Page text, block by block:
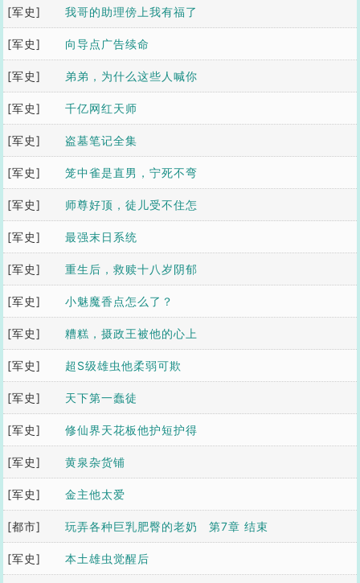
[军史] 我哥的助理傍上我有福了
[军史] 向导点广告续命
[军史] 弟弟，为什么这些人喊你
贵妃？
[军史] 千亿网红天师
[军史] 盗墓笔记全集
[军史] 笼中雀是直男，宁死不弯
他选死
[军史] 师尊好顶，徒儿受不住怎
么办？
[军史] 最强末日系统
[军史] 重生后，救赎十八岁阴郁
偏执的他
[军史] 小魅魔香点怎么了？
[军史] 糟糕，摄政王被他的心上
人反撩了
[军史] 超S级雄虫他柔弱可欺
[军史] 天下第一蠢徒
[军史] 修仙界天花板他护短护得
天下皆知
[军史] 黄泉杂货铺
[军史] 金主他太爱
[都市] 玩弄各种巨乳肥臀的老奶
奶系列
第7章 结束
[军史] 本土雄虫觉醒后